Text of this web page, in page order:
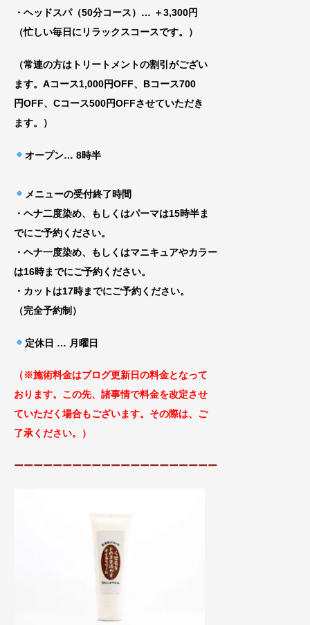
・ヘッドスパ（50分コース）… ＋3,300円
（忙しい毎日にリラックスコースです。）
（常連の方はトリートメントの割引がござい
ます。Aコース1,000円OFF、Bコース700
円OFF、Cコース500円OFFさせていただき
ます。）
オープン… 8時半
メニューの受付終了時間
・ヘナ二度染め、もしくはパーマは15時半ま
でにご予約ください。
・ヘナ一度染め、もしくはマニキュアやカラー
は16時までにご予約ください。
・カットは17時までにご予約ください。
（完全予約制）
定休日 … 月曜日
（※施術料金はブログ更新日の料金となって
おります。この先、諸事情で料金を改定させ
ていただく場合もございます。その際は、ご
了承ください。）
ーーーーーーーーーーーーーーーーーーーーー